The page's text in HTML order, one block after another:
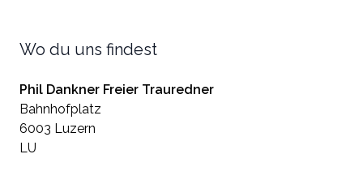
Wo du uns findest
Phil Dankner Freier Trauredner
Bahnhofplatz
6003 Luzern
LU